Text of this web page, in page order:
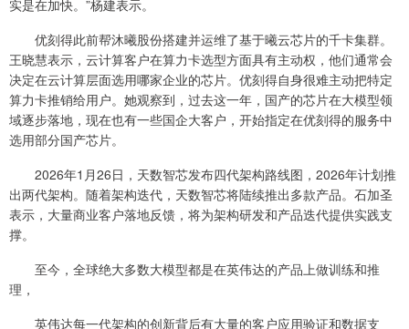
实是在加快。”杨建表示。
优刻得此前帮沐曦股份搭建并运维了基于曦云芯片的千卡集群。
王晓慧表示，云计算客户在算力卡选型方面具有主动权，他们通常会
决定在云计算层面选用哪家企业的芯片。优刻得自身很难主动把特定
算力卡推销给用户。她观察到，过去这一年，国产的芯片在大模型领
域逐步落地，现在也有一些国企大客户，开始指定在优刻得的服务中
选用部分国产芯片。
2026年1月26日，天数智芯发布四代架构路线图，2026年计划推
出两代架构。随着架构迭代，天数智芯将陆续推出多款产品。石加圣
表示，大量商业客户落地反馈，将为架构研发和产品迭代提供实践支
撑。
至今，全球绝大多数大模型都是在英伟达的产品上做训练和推
理，
英伟达每一代架构的创新背后有大量的客户应用验证和数据支